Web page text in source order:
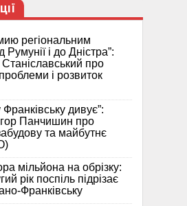
регіональним
Румунії і до Дністра”:
про
і розвиток
дивує”:
Панчишин про
та майбутнє
мільйона на обрізку:
рік поспіль підрізає
Франківську